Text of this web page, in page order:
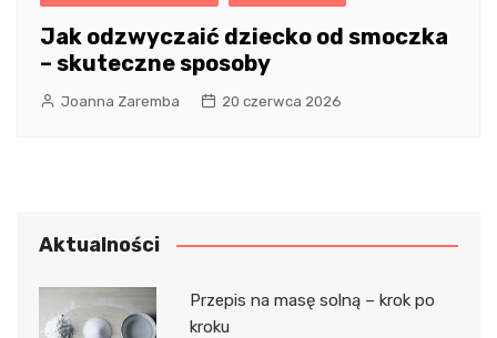
Jak odzwyczaić dziecko od smoczka
– skuteczne sposoby
Joanna Zaremba 20 czerwca 2026
Aktualności
Przepis na masę solną – krok po
kroku